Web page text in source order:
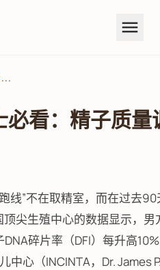
menu
...
必看：精子质量
线”不在取精室，而在过去
尖生殖中心的数据显示，
碎片率（DFI）每升高
中心（INCINTA，Dr. James